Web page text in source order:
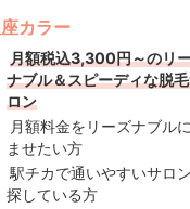
カラー
月額税込3,300円～のリ
ナブル＆スピーディな脱
ロン
月額料金をリーズナブル
ませたい方
駅チカで通いやすいサロ
探している方